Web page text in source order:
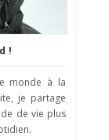
!
monde à la
je partage
de vie plus